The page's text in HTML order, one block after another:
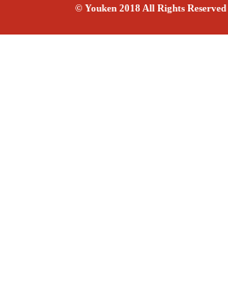
© Youken 2018 All Rights Reserved